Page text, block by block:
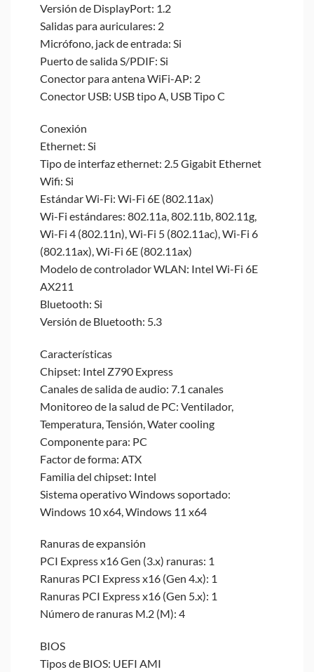
Versión de DisplayPort: 1.2
Salidas para auriculares: 2
Micrófono, jack de entrada: Si
Puerto de salida S/PDIF: Si
Conector para antena WiFi-AP: 2
Conector USB: USB tipo A, USB Tipo C
Conexión
Ethernet: Si
Tipo de interfaz ethernet: 2.5 Gigabit Ethernet
Wifi: Si
Estándar Wi-Fi: Wi-Fi 6E (802.11ax)
Wi-Fi estándares: 802.11a, 802.11b, 802.11g,
Wi-Fi 4 (802.11n), Wi-Fi 5 (802.11ac), Wi-Fi 6
(802.11ax), Wi-Fi 6E (802.11ax)
Modelo de controlador WLAN: Intel Wi-Fi 6E
AX211
Bluetooth: Si
Versión de Bluetooth: 5.3
Características
Chipset: Intel Z790 Express
Canales de salida de audio: 7.1 canales
Monitoreo de la salud de PC: Ventilador,
Temperatura, Tensión, Water cooling
Componente para: PC
Factor de forma: ATX
Familia del chipset: Intel
Sistema operativo Windows soportado:
Windows 10 x64, Windows 11 x64
Ranuras de expansión
PCI Express x16 Gen (3.x) ranuras: 1
Ranuras PCI Express x16 (Gen 4.x): 1
Ranuras PCI Express x16 (Gen 5.x): 1
Número de ranuras M.2 (M): 4
BIOS
Tipos de BIOS: UEFI AMI